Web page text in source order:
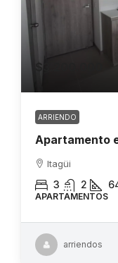
$3.200.000
ARRIENDO
Apartamento
Itagüi
3 2
APARTAMENTOS
arriendos